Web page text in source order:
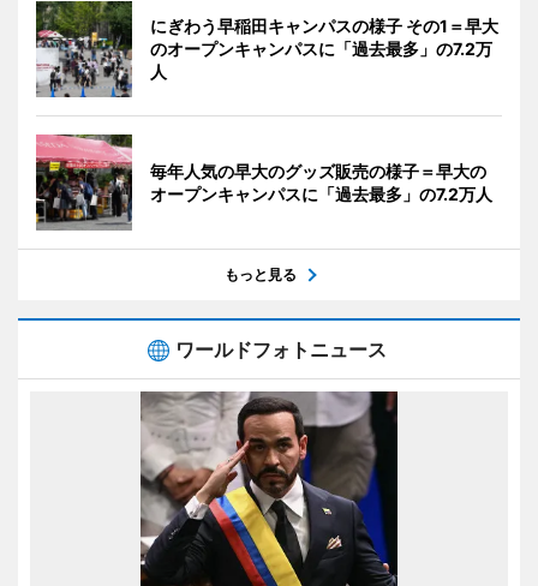
にぎわう早稲田キャンパスの様子 その1＝早大
のオープンキャンパスに「過去最多」の7.2万
人
毎年人気の早大のグッズ販売の様子＝早大の
オープンキャンパスに「過去最多」の7.2万人
もっと見る
ワールドフォトニュース